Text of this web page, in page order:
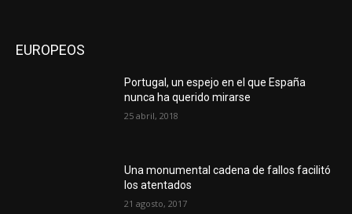
EUROPEOS
Portugal, un espejo en el que España
nunca ha querido mirarse
25 abril, 2018
Una monumental cadena de fallos facilitó
los atentados
21 agosto, 2017